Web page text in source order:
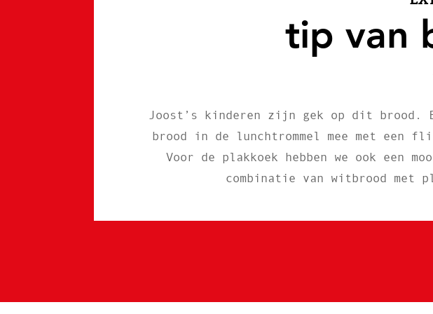
tip van
Joost’s kinderen zijn gek op dit brood.
brood in de lunchtrommel mee met een
Voor de plakkoek hebben we ook een
combinatie van witbrood met